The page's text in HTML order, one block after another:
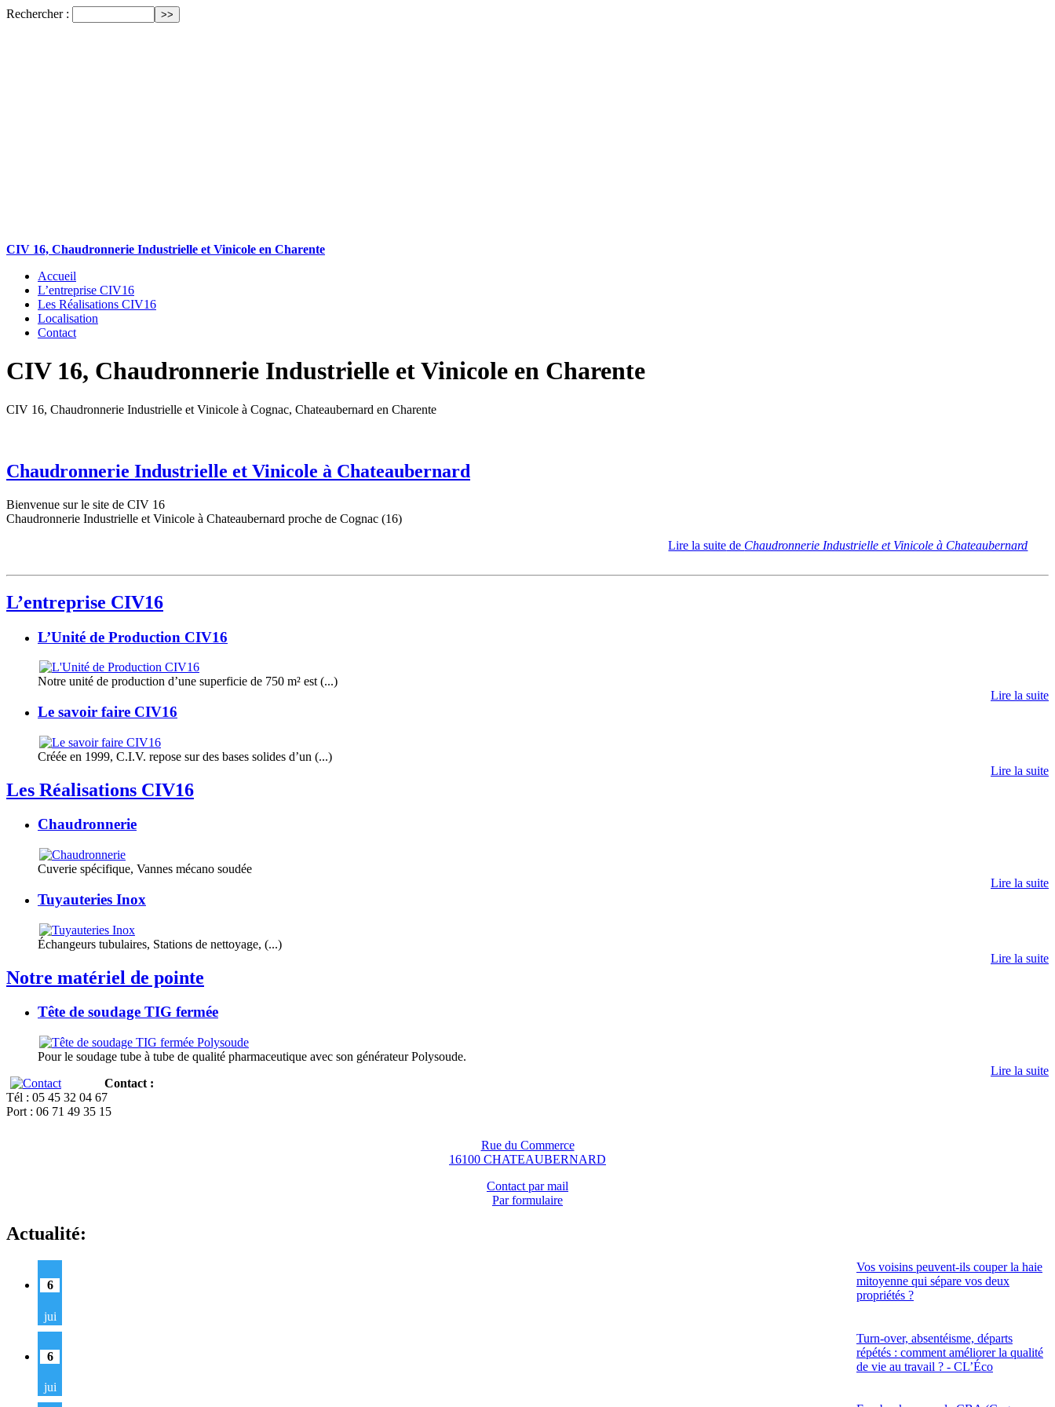
Rechercher :
CIV 16, Chaudronnerie Industrielle et Vinicole en Charente
Accueil
L’entreprise CIV16
Les Réalisations CIV16
Localisation
Contact
CIV 16, Chaudronnerie Industrielle et Vinicole en Charente
CIV 16, Chaudronnerie Industrielle et Vinicole à Cognac, Chateaubernard en Charente
Chaudronnerie Industrielle et Vinicole à Chateaubernard
Bienvenue sur le site de CIV 16
Chaudronnerie Industrielle et Vinicole à Chateaubernard proche de Cognac (16)
Lire la suite de Chaudronnerie Industrielle et Vinicole à Chateaubernard
L’entreprise CIV16
L’Unité de Production CIV16
Notre unité de production d’une superficie de 750 m² est (...)
Lire la suite
Le savoir faire CIV16
Créée en 1999, C.I.V. repose sur des bases solides d’un (...)
Lire la suite
Les Réalisations CIV16
Chaudronnerie
Cuverie spécifique, Vannes mécano soudée
Lire la suite
Tuyauteries Inox
Échangeurs tubulaires, Stations de nettoyage, (...)
Lire la suite
Notre matériel de pointe
Tête de soudage TIG fermée
Pour le soudage tube à tube de qualité pharmaceutique avec son générateur Polysoude.
Lire la suite
Contact :
Tél : 05 45 32 04 67
Port : 06 71 49 35 15
Rue du Commerce
16100 CHATEAUBERNARD
Contact par mail
Par formulaire
Actualité:
Vos voisins peuvent-ils couper la haie
mitoyenne qui sépare vos deux
propriétés ?
6
jui
Turn-over, absentéisme, départs
répétés : comment améliorer la qualité
de vie au travail ? - CL’Éco
6
jui